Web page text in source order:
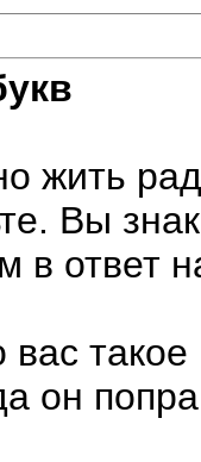
жить
Вы
в ответ
он